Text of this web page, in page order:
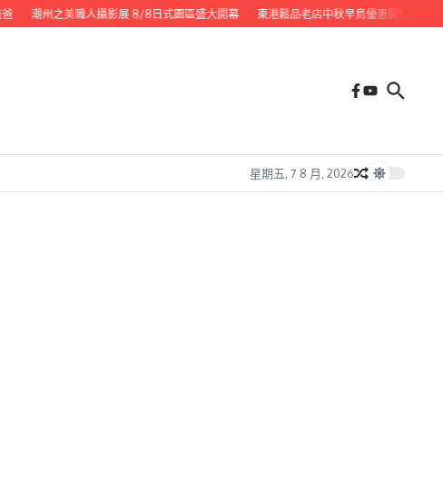
潮州之美職人攝影展 8/8日式園區盛大開幕 東港鬆品老店中秋早鳥優惠開跑 代客送
星期五, 7 8 月, 2026